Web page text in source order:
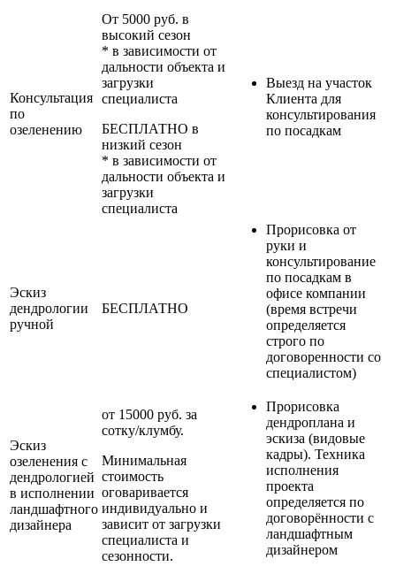
Консультация
по
озеленению
От 5000 руб. в
высокий сезон
* в зависимости от
дальности объекта и
загрузки
специалиста
БЕСПЛАТНО в
низкий сезон
* в зависимости от
дальности объекта и
загрузки
специалиста
Выезд на участок
Клиента для
консультирования
по посадкам
Эскиз
дендрологии
ручной
БЕСПЛАТНО
Прорисовка от
руки и
консультирование
по посадкам в
офисе компании
(время встречи
определяется
строго по
договоренности со
специалистом)
Эскиз
озеленения с
дендрологией
в исполнении
ландшафтного
дизайнера
от 15000 руб. за
сотку/клумбу.
Минимальная
стоимость
оговаривается
индивидуально и
зависит от загрузки
специалиста и
сезонности.
Прорисовка
дендроплана и
эскиза (видовые
кадры). Техника
исполнения
проекта
определяется по
договорённости с
ландшафтным
дизайнером